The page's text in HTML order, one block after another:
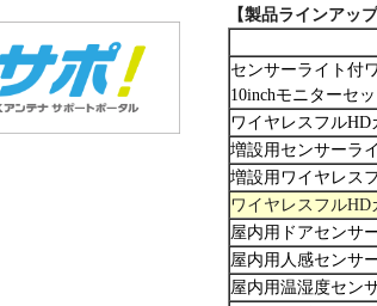
【製品ラインアップ
センサーライト付
10inchモニターセッ
ワイヤレスフルHD
増設用センサーラ
増設用ワイヤレス
ワイヤレスフル
屋内用ドアセンサ
屋内用人感センサ
屋内用温湿度セン